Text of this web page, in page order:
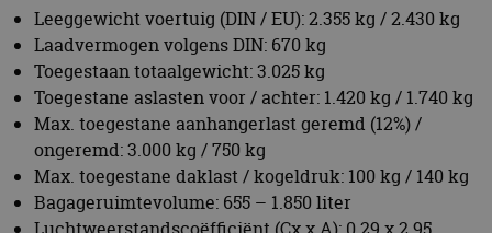
Aandrijfconcept: Meertraps turbocompressor,
commonrail directe inspuiting, 48V mild hybrid-
technologie
Totaal vermogen / koppel: 230 kW (313 pk) / 670 Nm
Verbrandingsmotor: 6-cilinder-in-lijn, 4 kleppen per
cilinder
Cilinderinhoud: 2.993 cm³
Slag / boring: 90,0 mm / 84,0 mm
_ga
Google
LLC
.autorai.nl
1 jaar 1
Deze cookienaam
is gekoppeld aan
is van de meer
algemeen
gebruikte
cookie wordt
gebruikt om
Naam
Aanbieder/
Domein
Vervaldatum Omschrijving
_fbp
Meta Platform
Inc.
.autorai.nl
2 maanden 4
weken
reeks
advertentieproducten
te leveren, zoals
_gcl_au
Google LLC
.autorai.nl
2 maanden 4
weken
Doubleclick en voert
g_id_2026041511536766
autorai.nl 1 jaar